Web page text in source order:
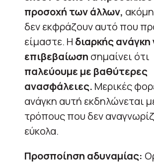
προσοχή των άλλων,
δεν εκφράζουν αυτό που
είμαστε. Η διαρκής ανάγκη
επιβεβαίωση σημαίνει ότι
παλεύουμε με βαθύτερες
ανασφάλειες. Μερικές
ανάγκη αυτή εκδηλώνεται
τρόπους που δεν
εύκολα.
Προσποίηση αδυναμίας: